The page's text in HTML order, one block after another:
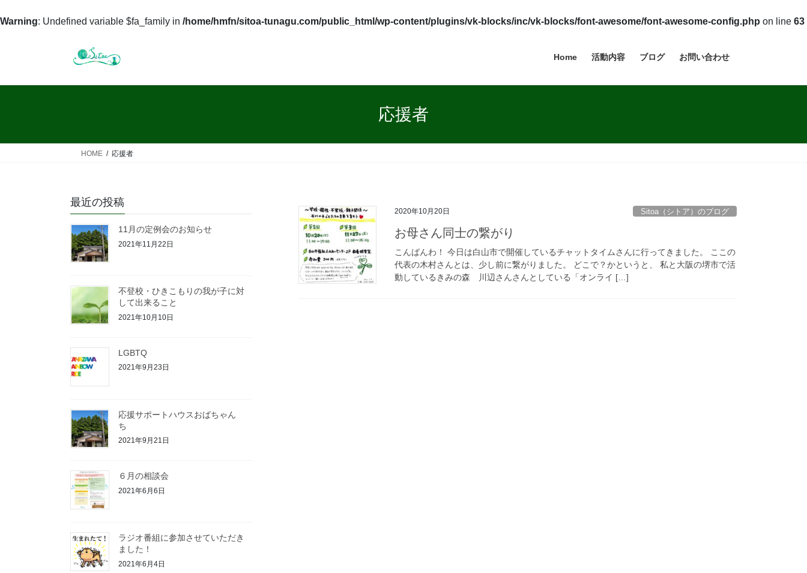
Warning: Undefined variable $fa_family in /home/hmfn/sitoa-tunagu.com/public_html/wp-content/plugins/vk-blocks/inc/vk-blocks/font-awesome/font-awesome-config.php on line 63
Home 活動内容 ブログ お問い合わせ
応援者
HOME 応援者
2020年10月20日 Sitoa（シトア）のブログ
お母さん同士の繋がり
こんばんわ！ 今日は白山市で開催しているチャットタイムさんに行ってきました。 ここの
代表の木村さんとは、少し前に繋がりました。 どこで？かというと、 私と大阪の堺市で活
動しているきみの森 川辺さんさんとしている「オンライ […]
最近の投稿
11月の定例会のお知らせ
2021年11月22日
不登校・ひきこもりの我が子に対
して出来ること
2021年10月10日
LGBTQ
2021年9月23日
応援サポートハウスおばちゃん
ち
2021年9月21日
６月の相談会
2021年6月6日
ラジオ番組に参加させていただき
ました！
2021年6月4日